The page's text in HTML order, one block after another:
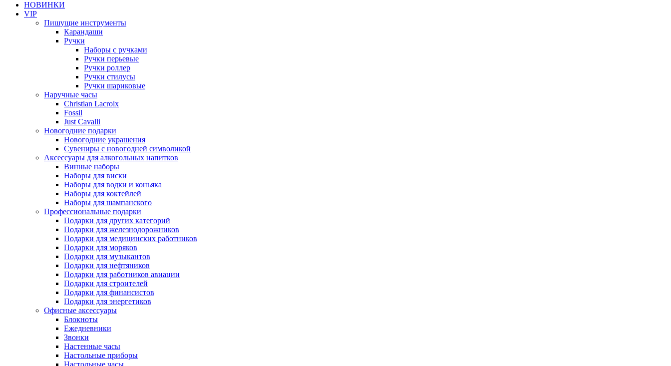
НОВИНКИ
VIP
Пишущие инструменты
Карандаши
Ручки
Наборы с ручками
Ручки перьевые
Ручки роллер
Ручки стилусы
Ручки шариковые
Наручные часы
Christian Lacroix
Fossil
Just Cavalli
Новогодние подарки
Новогодние украшения
Сувениры с новогодней символикой
Аксессуары для алкогольных напитков
Винные наборы
Наборы для виски
Наборы для водки и коньяка
Наборы для коктейлей
Наборы для шампанского
Профессиональные подарки
Подарки для других категорий
Подарки для железнодорожников
Подарки для медицинских работников
Подарки для моряков
Подарки для музыкантов
Подарки для нефтяников
Подарки для работников авиации
Подарки для строителей
Подарки для финансистов
Подарки для энергетиков
Офисные аксессуары
Блокноты
Ежедневники
Звонки
Настенные часы
Настольные приборы
Настольные часы